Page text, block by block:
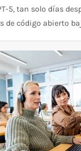
5, tan solo días
de código abierto